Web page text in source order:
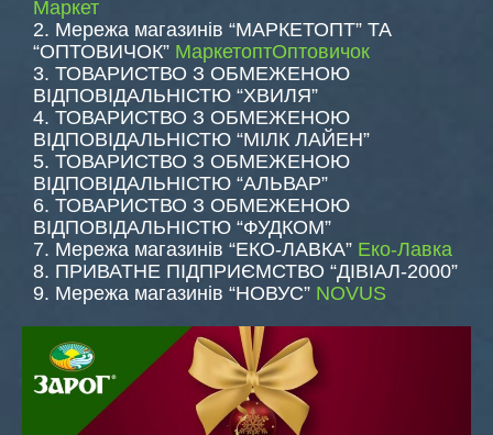
Маркет
2. Мережа магазинів “МАРКЕТОПТ” ТА
“ОПТОВИЧОК” МаркетоптОптовичок
3. ТОВАРИСТВО З ОБМЕЖЕНОЮ
ВІДПОВІДАЛЬНІСТЮ “ХВИЛЯ”
4. ТОВАРИСТВО З ОБМЕЖЕНОЮ
ВІДПОВІДАЛЬНІСТЮ “МІЛК ЛАЙЕН”
5. ТОВАРИСТВО З ОБМЕЖЕНОЮ
ВІДПОВІДАЛЬНІСТЮ “АЛЬВАР”
6. ТОВАРИСТВО З ОБМЕЖЕНОЮ
ВІДПОВІДАЛЬНІСТЮ “ФУДКОМ”
7. Мережа магазинів “ЕКО-ЛАВКА” Еко-Лавка
8. ПРИВАТНЕ ПІДПРИЄМСТВО “ДІВІАЛ-2000”
9. Мережа магазинів “НОВУС” NOVUS